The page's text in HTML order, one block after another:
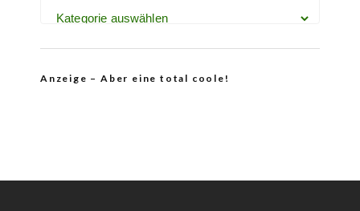
Anzeige – Aber eine total coole!